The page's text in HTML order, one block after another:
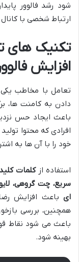
شود رشد فالوور
ارتباط شخصی با
تکنیک های
افزایش
تعامل با مخاطب
دادن به کامنت ها،
باعث ایجاد حس
افرادی که محتوا
خود را با آن ها به
استفاده ازکلمات
سریع، چت گروهی،
ای باعث افزایش
همچنین، بررسی
باعث می شود نقاط
بهینه شود.